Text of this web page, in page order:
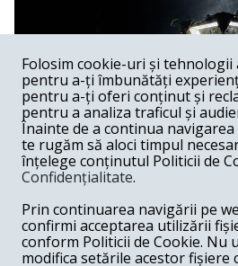
Lakmé al lui Andrei Șerban
Spectacol /Spectacolele lui Andrei
de diferite, capacitatea de a sugera
undeva, dincolo de gest, de muzică,
Folosim cookie-uri și tehnologii
pentru a-ți îmbunătăți
pentru a-ți oferi conținut și
pentru a analiza traficul și
Înainte de a continua
te rugăm să aloci timpul
înțelege conținutul Politicii de
Confidențialitate.
Prin continuarea navigării pe
confirmi acceptarea utilizării
conform Politicii de Cookie. Nu
modifica setările acestor fișiere